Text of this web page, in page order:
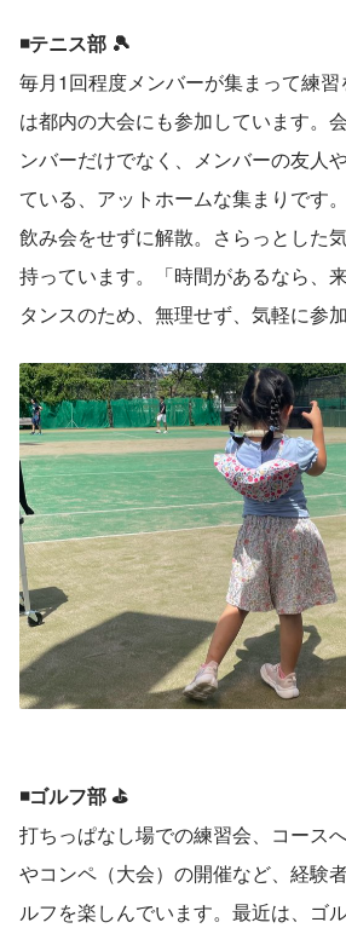
◾️テニス部 🎾
毎月1回程度メンバーが集まって練
は都内の大会にも参加しています。
ンバーだけでなく、メンバーの友人
ている、アットホームな集まりです
飲み会をせずに解散。さらっとした
持っています。「時間があるなら、
タンスのため、無理せず、気軽に参加
◾️ゴルフ部 ⛳️
打ちっぱなし場での練習会、コース
やコンペ（大会）の開催など、経験
ルフを楽しんでいます。最近は、ゴ